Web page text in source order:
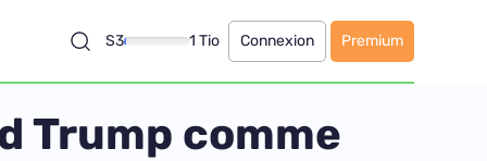
S3 1 Tio Connexion Premium
Trump comme